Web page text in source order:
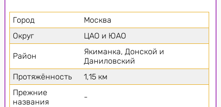
Город
Москва
Округ
ЦАО и ЮАО
Район
Якиманка, Донской и
Даниловский
Протяжённость
1,15 км
Прежние
названия
-